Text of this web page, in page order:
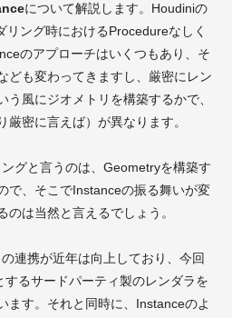
について解説します。Houdiniの
ング時におけるProcedureなしく
のアプローチはいくつもあり、そ
ども変わってきますし、厳密にレン
う風にジオメトリを構築するかで、
厳密に言えば）が異なります。
グと言うのは、Geometryを構築す
で、そこでInstanceの振る舞いが変
は当然と言えるでしょう。
連携が近年は向上しており、今回
るサードパーティ製のレンダラを
ます。それと同時に、Instanceのよ